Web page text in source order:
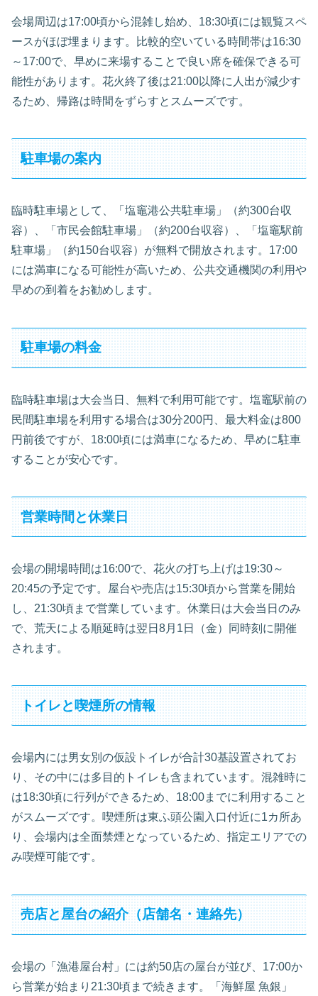
会場周辺は17:00頃から混雑し始め、18:30頃には観覧スペ
ースがほぼ埋まります。比較的空いている時間帯は16:30
～17:00で、早めに来場することで良い席を確保できる可
能性があります。花火終了後は21:00以降に人出が減少す
るため、帰路は時間をずらすとスムーズです。
駐車場の案内
臨時駐車場として、「塩竈港公共駐車場」（約300台収
容）、「市民会館駐車場」（約200台収容）、「塩竈駅前
駐車場」（約150台収容）が無料で開放されます。17:00
には満車になる可能性が高いため、公共交通機関の利用や
早めの到着をお勧めします。
駐車場の料金
臨時駐車場は大会当日、無料で利用可能です。塩竈駅前の
民間駐車場を利用する場合は30分200円、最大料金は800
円前後ですが、18:00頃には満車になるため、早めに駐車
することが安心です。
営業時間と休業日
会場の開場時間は16:00で、花火の打ち上げは19:30～
20:45の予定です。屋台や売店は15:30頃から営業を開始
し、21:30頃まで営業しています。休業日は大会当日のみ
で、荒天による順延時は翌日8月1日（金）同時刻に開催
されます。
トイレと喫煙所の情報
会場内には男女別の仮設トイレが合計30基設置されてお
り、その中には多目的トイレも含まれています。混雑時に
は18:30頃に行列ができるため、18:00までに利用すること
がスムーズです。喫煙所は東ふ頭公園入口付近に1カ所あ
り、会場内は全面禁煙となっているため、指定エリアでの
み喫煙可能です。
売店と屋台の紹介（店舗名・連絡先）
会場の「漁港屋台村」には約50店の屋台が並び、17:00か
ら営業が始まり21:30頃まで続きます。「海鮮屋 魚銀」